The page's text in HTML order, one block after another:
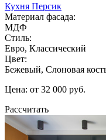
Кухня Персик
Материал фасада:
МДФ
Стиль:
Евро, Классический
Цвет:
Бежевый, Слоновая
Цена: от 32 000 руб.
Рассчитать